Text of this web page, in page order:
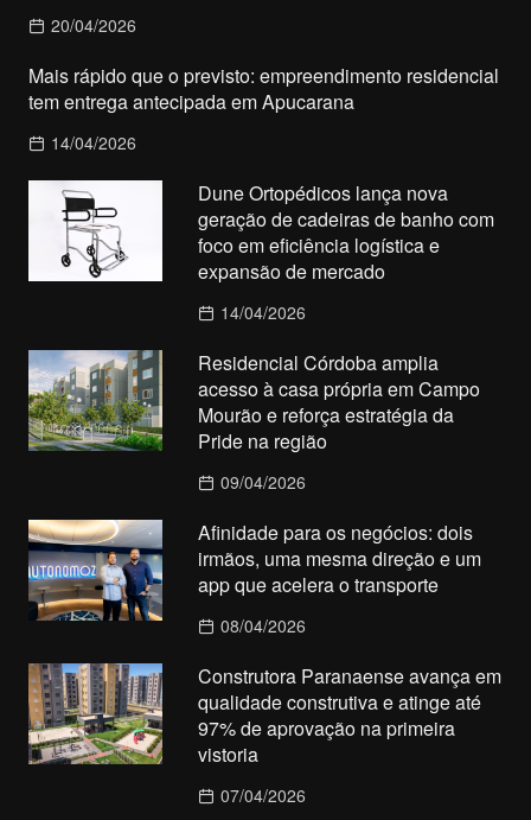
20/04/2026
Mais rápido que o previsto: empreendimento residencial
tem entrega antecipada em Apucarana
14/04/2026
Dune Ortopédicos lança nova
geração de cadeiras de banho com
foco em eficiência logística e
expansão de mercado
14/04/2026
Residencial Córdoba amplia
acesso à casa própria em Campo
Mourão e reforça estratégia da
Pride na região
09/04/2026
Afinidade para os negócios: dois
irmãos, uma mesma direção e um
app que acelera o transporte
08/04/2026
Construtora Paranaense avança em
qualidade construtiva e atinge até
97% de aprovação na primeira
vistoria
07/04/2026